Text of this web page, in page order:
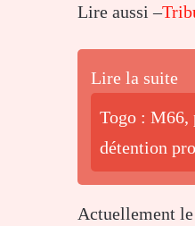
Lire aussi –
Lire la suite
Togo : M66,
détention
Actuellement